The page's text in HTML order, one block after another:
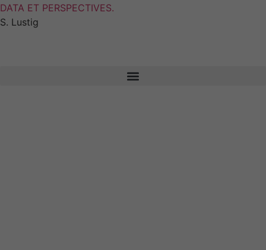
DATA ET PERSPECTIVES.
S. Lustig